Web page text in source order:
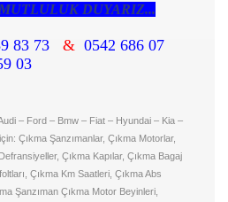
DUYARIZ...
83 73 & 0542 686 07
03
– Ford – Bmw – Fiat – Hyundai – Kia –
Çıkma Şanzımanlar, Çıkma Motorlar,
Çıkma Kapılar, Çıkma Bagaj
Çıkma Km Saatleri, Çıkma Abs
Şanzıman Çıkma Motor Beyinleri,